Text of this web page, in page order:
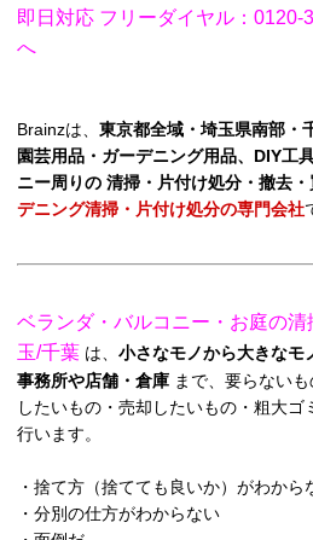
即日対応 フリーダイヤル：0120-
へ
Brainzは、 東京都全域・埼玉県南部・
園芸用品・ガーデニング用品、DIY工
ニー周りの 清掃・片付け処分・撤去・
デニング清掃・片付け処分の専門会社
ベランダ・バルコニー・お庭の
玉/千葉 は、 小さなモノから大きなモ
事務所や店舗・倉庫 まで、要らない
したいもの・売却したいもの・粗大ゴ
行います。
・捨て方（捨てても良いか）がわから
・分別の仕方がわからない